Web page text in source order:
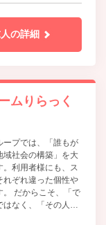
の詳細
ムりらっく
ープでは、「誰もが
域社会の構築」を大
。利用者様にも、ス
れぞれ違った個性や
。 だからこそ、「で
なく、「その人ら
ること」に目を向け